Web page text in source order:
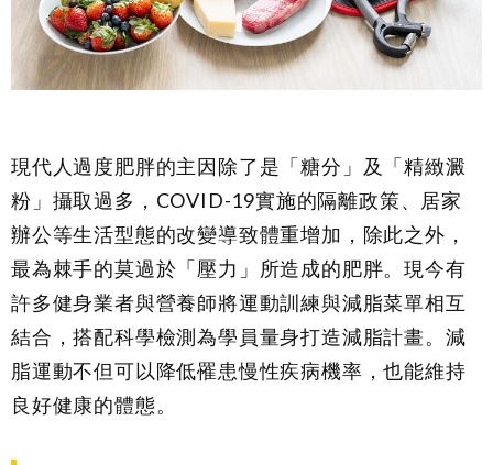
現代人過度肥胖的主因除了是「糖分」及「精緻澱
粉」攝取過多，COVID-19實施的隔離政策、居家
辦公等生活型態的改變導致體重增加，除此之外，
最為棘手的莫過於「壓力」所造成的肥胖。現今有
許多健身業者與營養師將運動訓練與減脂菜單相互
結合，搭配科學檢測為學員量身打造減脂計畫。減
脂運動不但可以降低罹患慢性疾病機率，也能維持
良好健康的體態。